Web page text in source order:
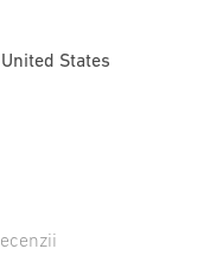
United States